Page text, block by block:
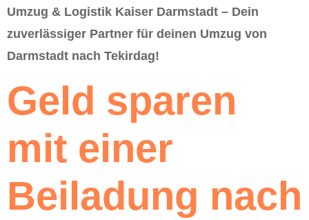
Umzug & Logistik Kaiser Darmstadt – Dein
zuverlässiger Partner für deinen Umzug von
Darmstadt nach Tekirdag!
Geld sparen
mit einer
Beiladung nach